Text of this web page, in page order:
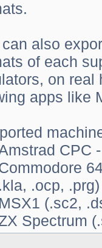
can also
of each
on real
apps like
CPC
.kla, .ocp, .prg)
MSX1 (.sc2,
Spectrum